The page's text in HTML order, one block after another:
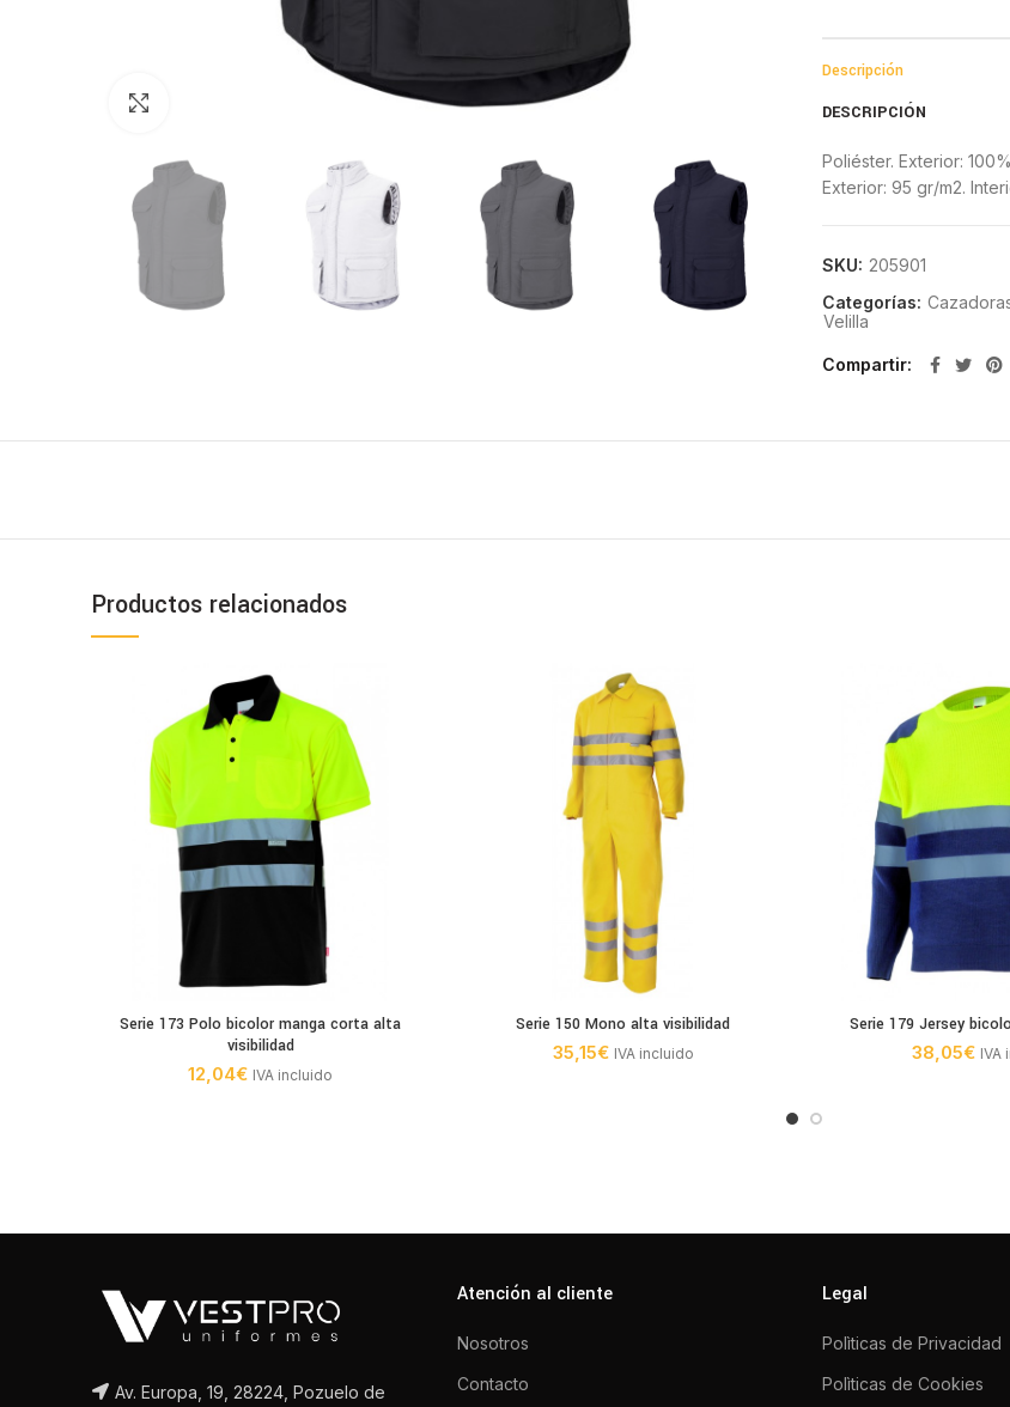
Descripción
DESCRIPCIÓN
Poliéster. Exterior:
Exterior: 95 gr/m2.
SKU: 205901
Categorías:
Velilla
Compartir
Productos relacionados
Serie 173 Polo bicolor manga corta alta
visibilidad
12,04€ IVA incluido
Serie 150 Mono alta visibilidad
35,15€ IVA incluido
Serie 179 Jersey
38,05€ IVA
Av. Europa, 19, 28224, Pozuelo de
Atención al cliente
Nosotros
Contacto
Legal
Polìticas de Privacidad
Polìticas de Cookies